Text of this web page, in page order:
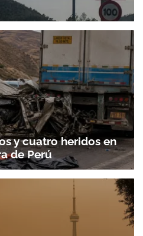
y cuatro heridos en
de Perú